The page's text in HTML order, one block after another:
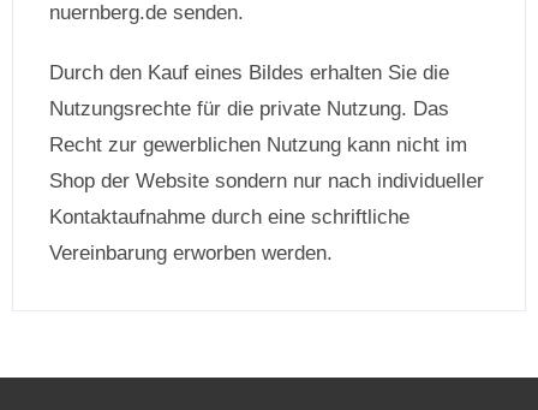
nuernberg.de senden.
Durch den Kauf eines Bildes erhalten Sie die
Nutzungsrechte für die private Nutzung. Das
Recht zur gewerblichen Nutzung kann nicht im
Shop der Website sondern nur nach individueller
Kontaktaufnahme durch eine schriftliche
Vereinbarung erworben werden.